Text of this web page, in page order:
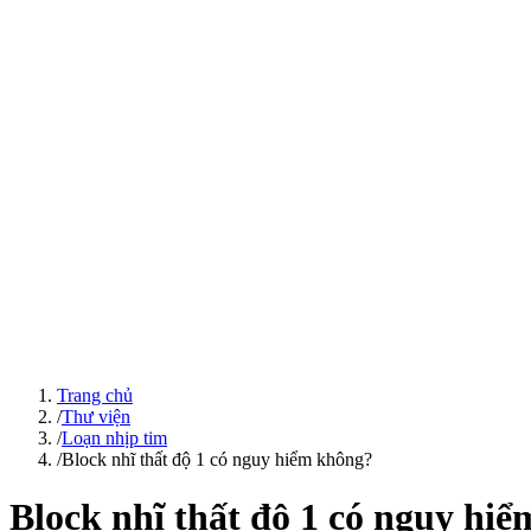
Trang chủ
/Thư viện
/Loạn nhịp tim
/Block nhĩ thất độ 1 có nguy hiểm không?
Block nhĩ thất độ 1 có nguy